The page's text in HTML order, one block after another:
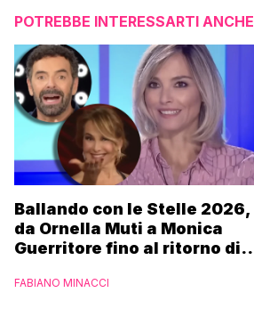
POTREBBE INTERESSARTI ANCHE
Ballando con le Stelle 2026,
da Ornella Muti a Monica
Guerritore fino al ritorno di
l’esclusiva di Gabriele
FABIANO MINACCI